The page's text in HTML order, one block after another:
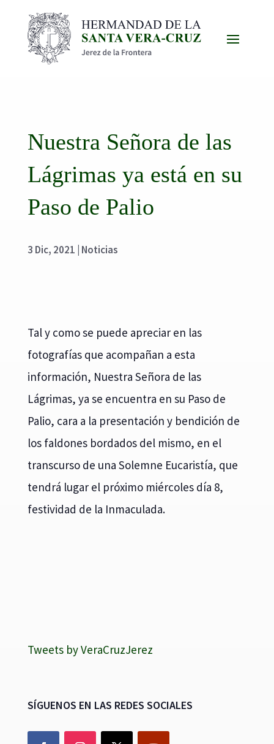
Nuestra Señora de las
Lágrimas ya está en su
Paso de Palio
3 Dic, 2021 Noticias
Tal y como se puede apreciar en las
fotografías que acompañan a esta
información, Nuestra Señora de las
Lágrimas, ya se encuentra en su Paso de
Palio, cara a la presentación y bendición de
los faldones bordados del mismo, en el
transcurso de una Solemne Eucaristía, que
tendrá lugar el próximo miércoles día 8,
festividad de la Inmaculada.
Tweets by VeraCruzJerez
SÍGUENOS EN LAS REDES SOCIALES